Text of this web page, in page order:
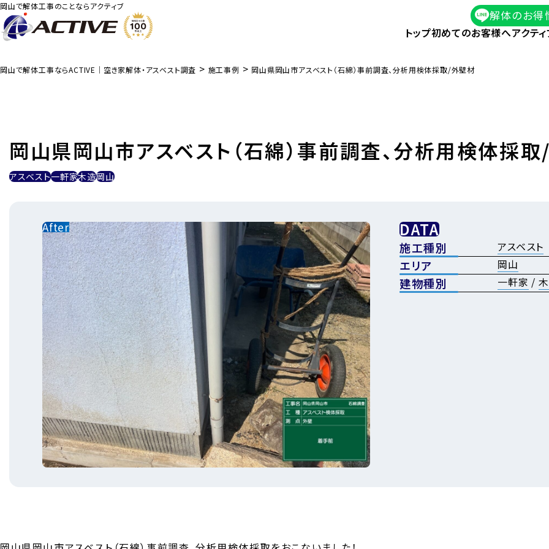
岡山で解体工事のことならアクティブ
解体のお得
トップ初めてのお客様へアクテ
岡山で解体工事ならACTIVE｜空き家解体・アスベスト調査 > 施工事例 > 岡山県岡山市アスベスト（石綿）事前調査、分析用検体採取/外壁材
岡山県岡山市アスベスト（石綿）事前調査、分析用検体採
アスベスト一軒家木造岡山
DATA
施工種別 アスベスト
エリア 岡山
建物種別 一軒家 /